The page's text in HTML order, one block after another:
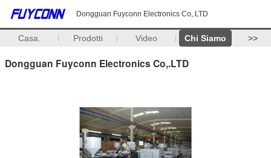
Dongguan Fuyconn Electronics Co,.LTD
Casa. Prodotti Video Chi Siamo >>
Dongguan Fuyconn Electronics Co,.LTD